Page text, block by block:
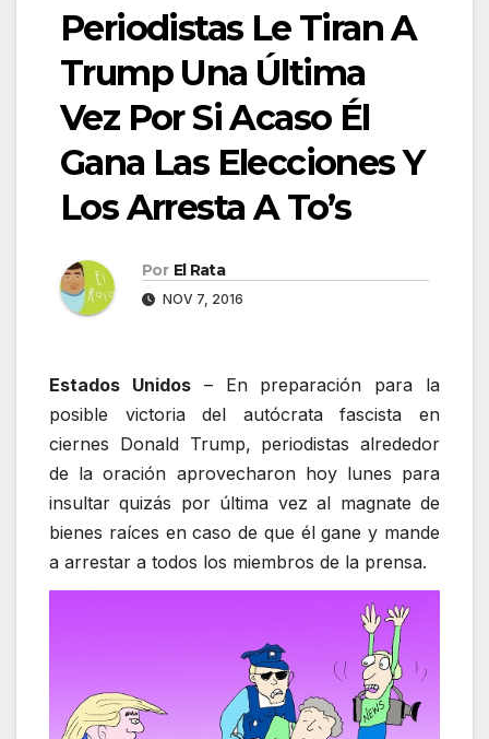
Periodistas Le Tiran A
Trump Una Última
Vez Por Si Acaso Él
Gana Las Elecciones Y
Los Arresta A To’s
Por El Rata
NOV 7, 2016
Estados Unidos– En preparación para la
posible victoria del autócrata fascista en
ciernes Donald Trump, periodistas alrededor
de la oración aprovecharon hoy lunes para
insultar quizás por última vez al magnate de
bienes raíces en caso de que él gane y mande
a arrestar a todos los miembros de la prensa.